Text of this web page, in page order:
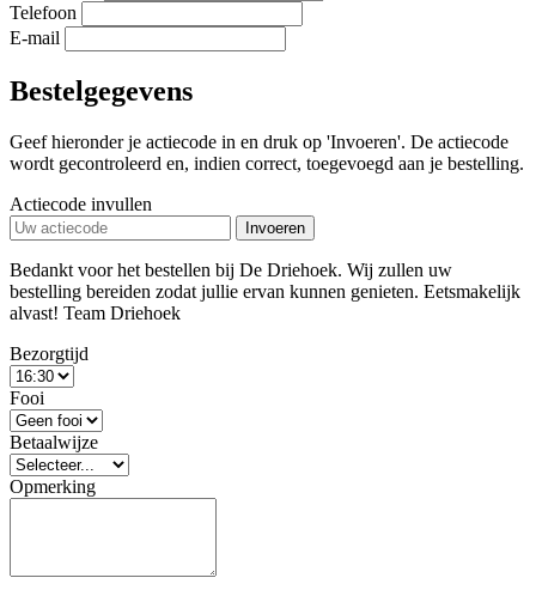
Telefoon
E-mail
Bestelgegevens
Geef hieronder je actiecode in en druk op 'Invoeren'. De actiecode
wordt gecontroleerd en, indien correct, toegevoegd aan je bestelling.
Actiecode invullen
Invoeren
Bedankt voor het bestellen bij De Driehoek. Wij zullen uw
bestelling bereiden zodat jullie ervan kunnen genieten. Eetsmakelijk
alvast! Team Driehoek
Bezorgtijd
Fooi
Betaalwijze
Opmerking